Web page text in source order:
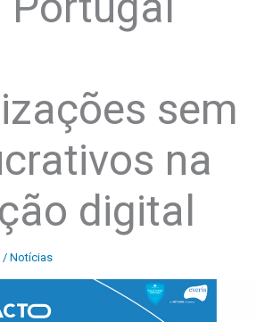
sem
na
digital
/ Notícias